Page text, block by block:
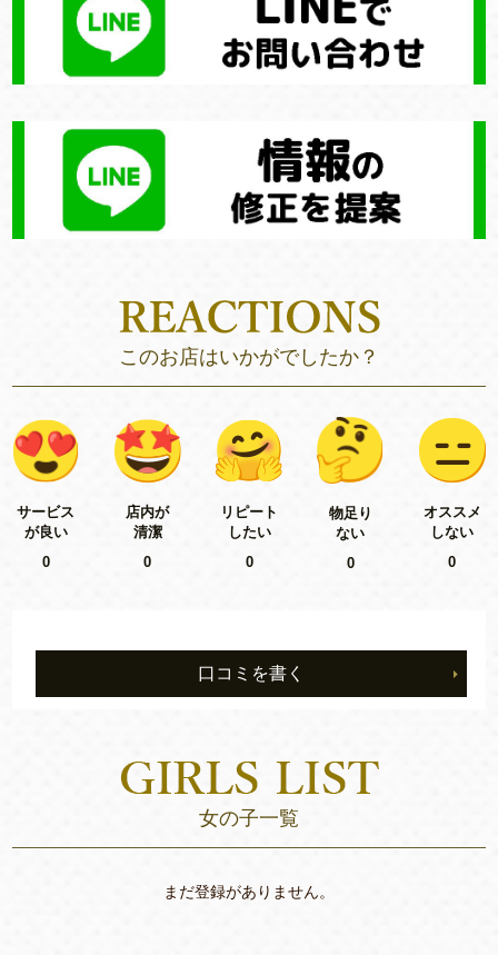
このお店はいかがでしたか？
サービス
が良い
0
店内が
清潔
0
リピート
したい
0
物足り
ない
0
オススメ
しない
0
口コミを書く
女の子一覧
まだ登録がありません。